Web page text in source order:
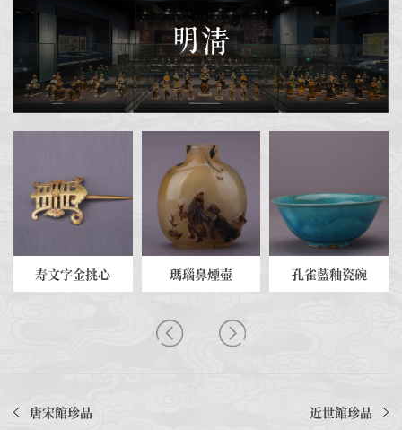
寿文字金挑心 瑪瑙鼻煙壺 孔雀藍釉瓷碗
唐宋館珍品 近世館珍品